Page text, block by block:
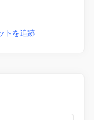
トを追跡